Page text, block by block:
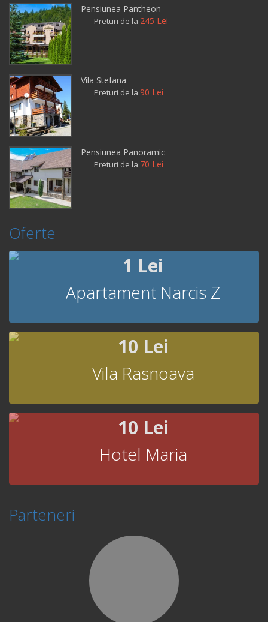
Pensiunea Pantheon
Preturi de la 245 Lei
Vila Stefana
Preturi de la 90 Lei
Pensiunea Panoramic
Preturi de la 70 Lei
Oferte
1 Lei
Apartament Narcis Z
10 Lei
Vila Rasnoava
10 Lei
Hotel Maria
Parteneri